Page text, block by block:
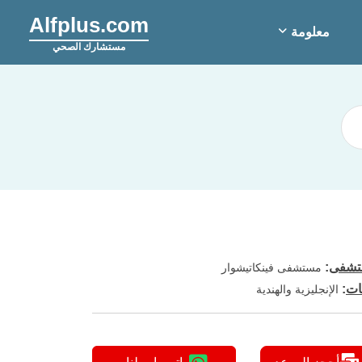
Alfplus.com
مستشارك الصحي
معلومة
: مستشفى فينكاتيشوار
: الإنجليزية والهندية